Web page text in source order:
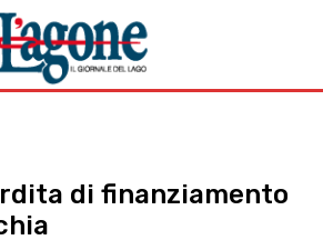
di finanziamento